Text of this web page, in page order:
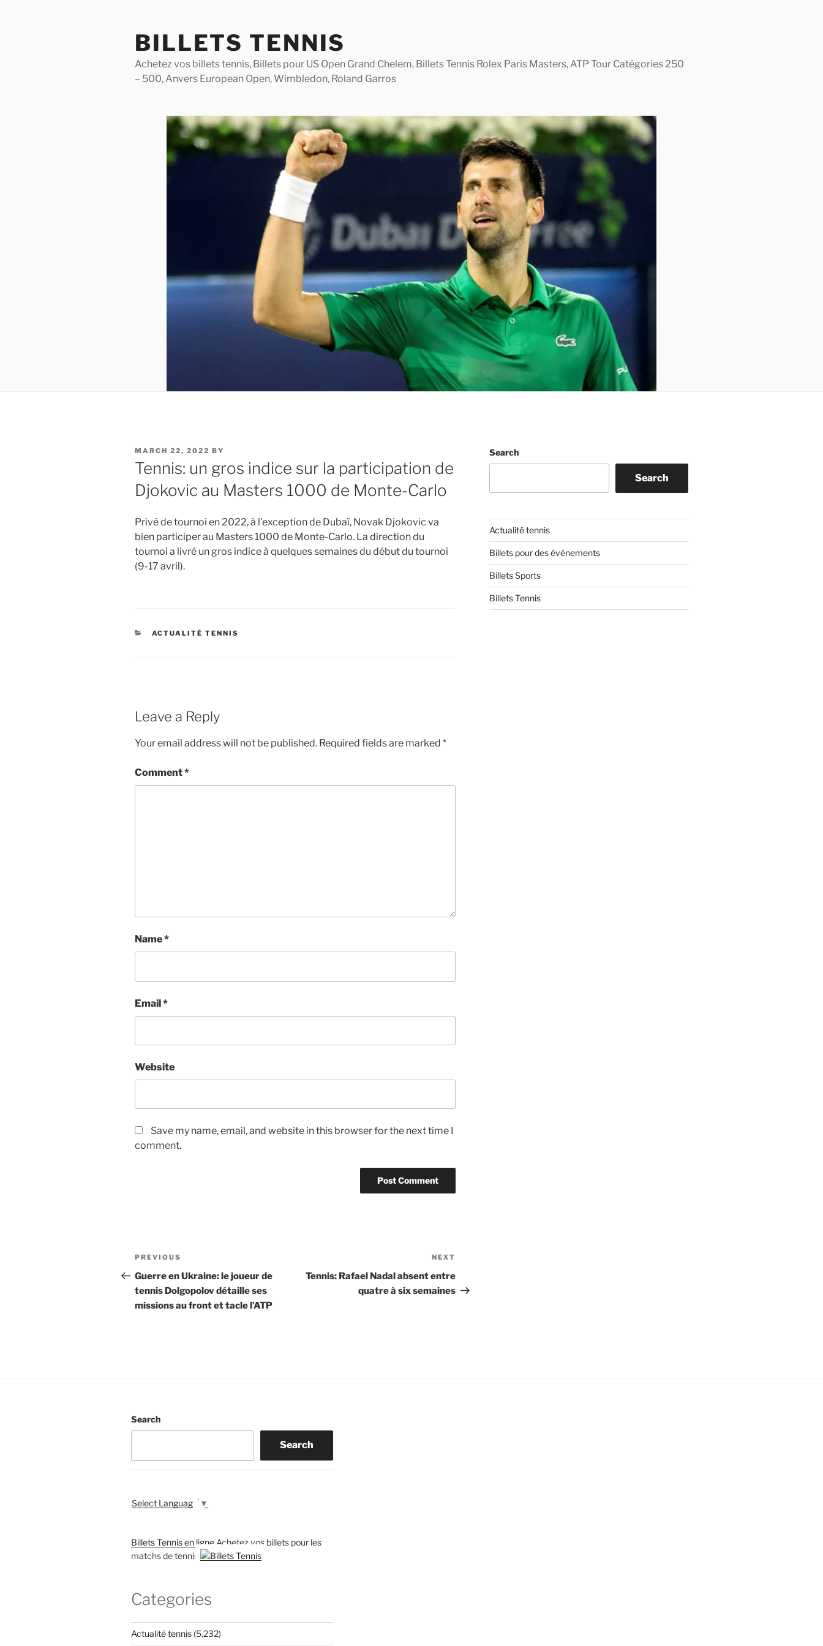
BILLETS TENNIS
Achetez vos billets tennis, Billets pour US Open Grand Chelem, Billets Tennis Rolex Paris Masters, ATP Tour Catégories 250
– 500, Anvers European Open, Wimbledon, Roland Garros
POSTED
ON
MARCH 22, 2022 BY
Tennis: un gros indice sur la participation de
Djokovic au Masters 1000 de Monte-Carlo
Privé de tournoi en 2022, à l’exception de Dubaï, Novak Djokovic va
bien participer au Masters 1000 de Monte-Carlo. La direction du
tournoi a livré un gros indice à quelques semaines du début du tournoi
(9-17 avril).
CATEGORIES
ACTUALITÉ TENNIS
Leave a Reply
Your email address will not be published. Required fields are marked *
Comment*
Name*
Email*
Website
Save my name, email, and website in this browser for the next time I
comment.
Post
navigation
Previous
Post
PREVIOUS
Guerre en Ukraine: le joueur de
tennis Dolgopolov détaille ses
missions au front et tacle l’ATP
Post
NEXT
Tennis: Rafael Nadal absent entre
quatre à six semaines
Search
Search
Actualité tennis
Billets pour des événements
Billets Sports
Billets Tennis
Search
Search
Select Language ▼
Billets Tennis en ligne Achetez vos billets pour les
matchs de tennis
Categories
Actualité tennis (5,232)